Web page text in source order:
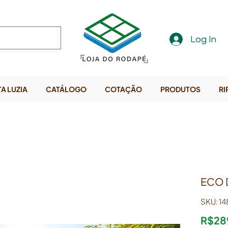
Log In
LUZIA CATÁLOGO COTAÇÃO PRODUTOS
ECO
SKU: